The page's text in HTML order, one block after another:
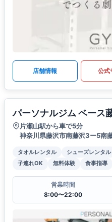
店舗情報 公式
パーソナルジム ベース
片瀬山駅から車で5分
神奈川県藤沢市南藤沢3ー5南
タオルレンタル シューズレンタル
子連れOK
無料体験 食事指導
営業時間
8:00〜22:00